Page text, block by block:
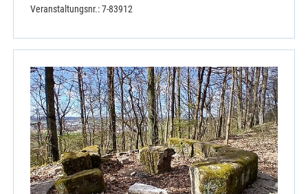
Veranstaltungsnr.: 7-83912